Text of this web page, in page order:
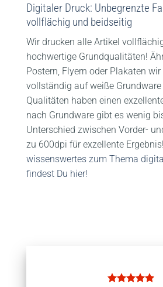
Digitaler Druck: Unbegrenzte
vollflächig und beidseitig
Wir drucken alle Artikel
hochwertige Grundqualitäten!
Postern, Flyern oder Plakaten
vollständig auf weiße
Qualitäten haben einen
nach Grundware gibt es wenig
Unterschied zwischen Vorder-
zu 600dpi für exzellente Ergebnis!
wissenswertes zum Thema
findest Du hier!